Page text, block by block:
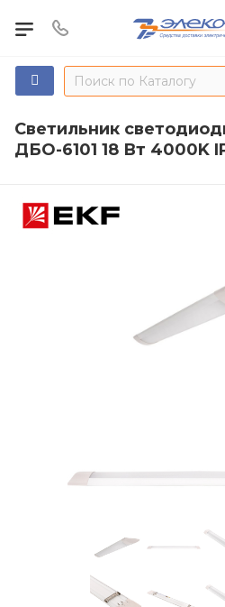
Светильник
ДБО-6101 18 Вт 4000K